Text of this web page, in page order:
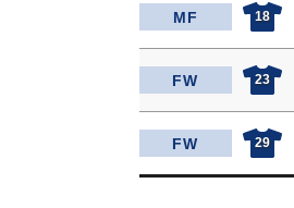
MF 18
FW 23
FW 29